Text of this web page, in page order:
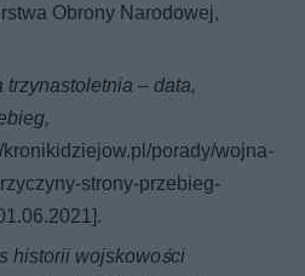
Obrony Narodowej,
trzynastoletnia – data,
kronikidziejow.pl/porady/wojna-
strony-przebieg-
historii wojskowości